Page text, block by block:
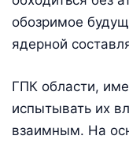
обозримое
ядерной
ГПК области,
испытывать их
взаимным. На